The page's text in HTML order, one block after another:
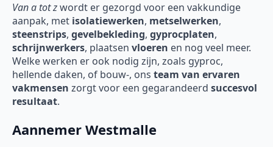
Van a tot zwordt er gezorgd voor een vakkundige
aanpak, met isolatiewerken, metselwerken,
steenstrips, gevelbekleding, gyprocplaten,
schrijnwerkers, plaatsen vloeren en nog veel meer.
Welke werken er ook nodig zijn, zoals gyproc,
hellende daken, of bouw-, ons team van ervaren
vakmensen zorgt voor een gegarandeerd succesvol
resultaat.
Aannemer Westmalle